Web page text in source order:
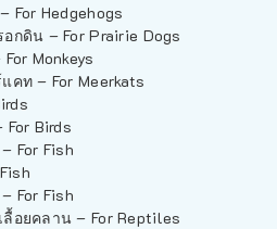
For Hedgehogs
กดิน – For Prairie Dogs
Monkeys
คท – For Meerkats
Birds
For Fish
For Fish
ลื้อยคลาน – For Reptiles